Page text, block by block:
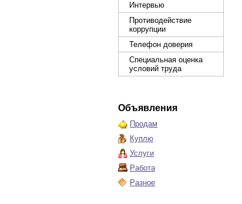
Интервью
Противодействие
коррупции
Телефон доверия
Специальная оценка
условий труда
Объявления
Продам
Куплю
Услуги
Работа
Разное